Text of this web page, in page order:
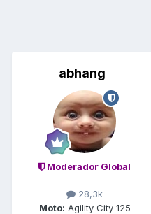
abhang
Moderador Global
28,3k
Moto: Agility City 125